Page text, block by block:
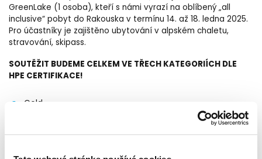
GreenLake (1 osoba), kteří s námi vyrazí na oblíbený „all
inclusive“ pobyt do Rakouska v termínu 14. až 18. ledna 2025.
Pro účastníky je zajištěno ubytování v alpském chaletu,
stravování, skipass.
SOUTĚŽIT BUDEME CELKEM VE TŘECH KATEGORIÍCH DLE
HPE CERTIFIKACE!
Gold
Business a proximity